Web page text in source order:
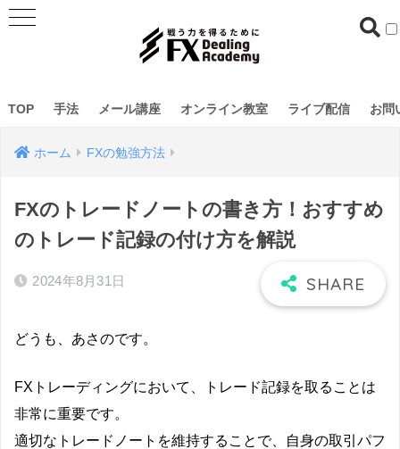
TOP 手法 メール講座 オンライン教室 ライブ配信 お問
ホーム FXの勉強方法
FXのトレードノートの書き方！おすすめ
のトレード記録の付け方を解説
2024年8月31日
どうも、あさのです。
FXトレーディングにおいて、トレード記録を取ることは
非常に重要です。
適切なトレードノートを維持することで、自身の取引パフ